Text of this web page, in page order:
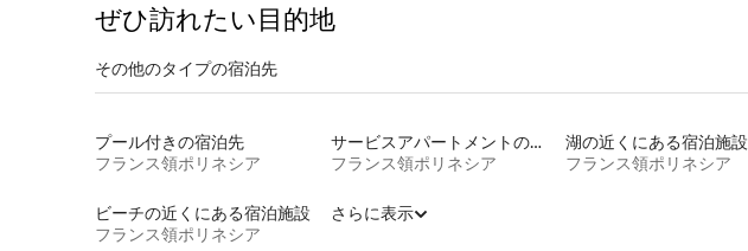
ぜひ訪⁠れ⁠た⁠い目⁠的⁠地
その他のタ⁠イ⁠プ⁠の宿⁠泊⁠先
プール付きの宿泊先
フランス領ポリネシア
サービスアパートメントの宿泊施設
フランス領ポリネシア
湖の近くにある宿泊施設
フランス領ポリネシア
ビーチの近くにある宿泊施設
フランス領ポリネシア
さらに表示